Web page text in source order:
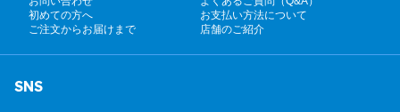
初めての方へ
お支払い方法について
ご注文からお届けまで
店舗のご紹介
SNS